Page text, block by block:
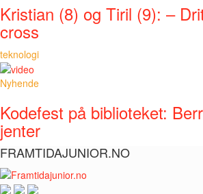
Kristian (8) og Tiril (9): –
cross
teknologi
Nyhende
Kodefest på biblioteket:
jenter
FRAMTIDAJUNIOR.NO